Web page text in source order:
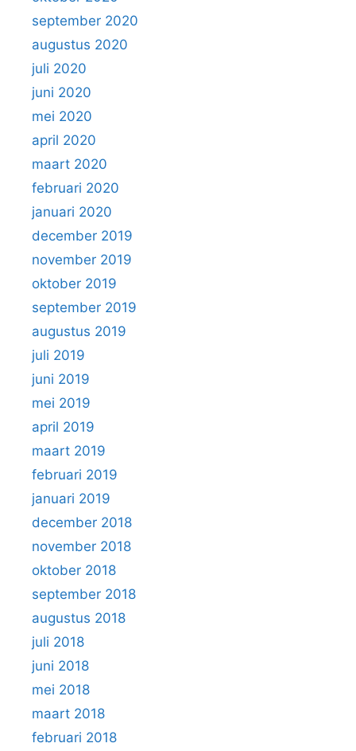
september 2020
augustus 2020
juli 2020
juni 2020
mei 2020
april 2020
maart 2020
februari 2020
januari 2020
december 2019
november 2019
oktober 2019
september 2019
augustus 2019
juli 2019
juni 2019
mei 2019
april 2019
maart 2019
februari 2019
januari 2019
december 2018
november 2018
oktober 2018
september 2018
augustus 2018
juli 2018
juni 2018
mei 2018
maart 2018
februari 2018